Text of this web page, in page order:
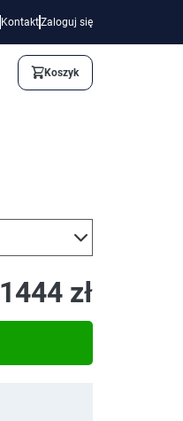
KontaktZaloguj się
Koszyk
1444 zł